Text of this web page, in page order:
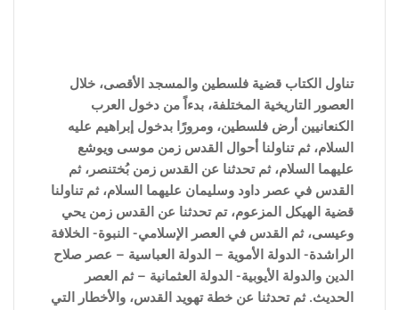
تناول الكتاب قضية فلسطين والمسجد الأقصى، خلال
العصور التاريخية المختلفة، بدءاً من دخول العرب
الكنعانيين أرض فلسطين، ومرورًا بدخول إبراهيم عليه
السلام، ثم تناولنا أحوال القدس زمن موسى ويوشع
عليهما السلام، ثم تحدثنا عن القدس زمن بُختنصر، ثم
القدس في عصر داود وسليمان عليهما السلام، ثم تناولنا
قضية الهيكل المزعوم، تم تحدثنا عن القدس زمن يحي
وعيسى، ثم القدس في العصر الإسلامي- النبوة- الخلافة
الراشدة- الدولة الأموية – الدولة العباسية – عصر صلاح
الدين والدولة الأيوبية- الدولة العثمانية – ثم العصر
الحديث. ثم تحدثنا عن خطة تهويد القدس، والأخطار التي